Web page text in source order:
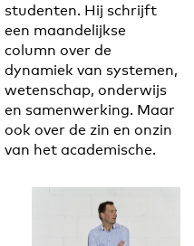
studenten. Hij schrijft
een maandelijkse
column over de
dynamiek van systemen,
wetenschap, onderwijs
en samenwerking. Maar
ook over de zin en onzin
van het academische.